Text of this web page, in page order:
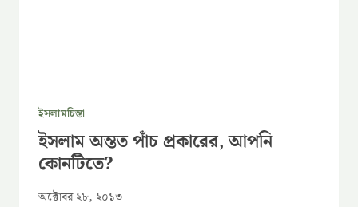
ইসলামচিন্তা
ইসলাম অন্তত পাঁচ প্রকারের, আপনি
কোনটিতে?
অক্টোবর ২৮, ২০১৩